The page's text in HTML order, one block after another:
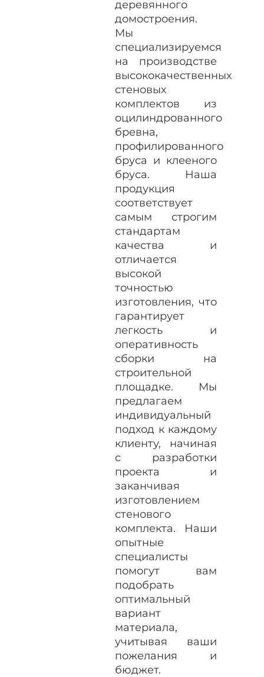
деревянного
домостроения.
Мы
специализируемся
на производстве
высококачественных
стеновых
комплектов из
оцилиндрованного
бревна,
профилированного
бруса и клееного
бруса. Наша
продукция
соответствует
самым строгим
стандартам
качества и
отличается
высокой
точностью
изготовления, что
гарантирует
легкость и
оперативность
сборки на
строительной
площадке. Мы
предлагаем
индивидуальный
подход к каждому
клиенту, начиная
с разработки
проекта и
заканчивая
изготовлением
стенового
комплекта. Наши
опытные
специалисты
помогут вам
подобрать
оптимальный
вариант
материала,
учитывая ваши
пожелания и
бюджет.